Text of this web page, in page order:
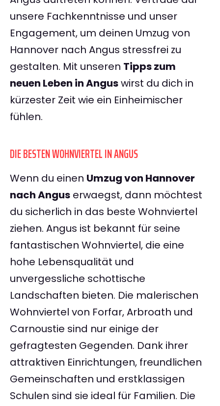
unsere Fachkenntnisse und unser
Engagement, um deinen Umzug von
Hannover nach Angus stressfrei zu
gestalten. Mit unseren Tipps zum
neuen Leben in Anguswirst du dich in
kürzester Zeit wie ein Einheimischer
fühlen.
DIE BESTEN WOHNVIERTEL IN ANGUS
Wenn du einen Umzug von Hannover
nach Angus erwaegst, dann möchtest
du sicherlich in das beste Wohnviertel
ziehen. Angus ist bekannt für seine
fantastischen Wohnviertel, die eine
hohe Lebensqualität und
unvergessliche schottische
Landschaften bieten. Die malerischen
Wohnviertel von Forfar, Arbroath und
Carnoustie sind nur einige der
gefragtesten Gegenden. Dank ihrer
attraktiven Einrichtungen, freundlichen
Gemeinschaften und erstklassigen
Schulen sind sie ideal für Familien. Die